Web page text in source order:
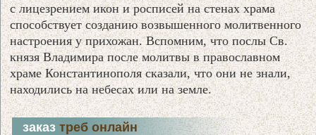
с лицезрением икон и росписей на стенах храма
способствует созданию возвышенного молитвенного
настроения у прихожан. Вспомним, что послы Св.
князя Владимира после молитвы в православном
храме Константинополя сказали, что они не знали,
находились на небесах или на земле.
заказтреб онлайн